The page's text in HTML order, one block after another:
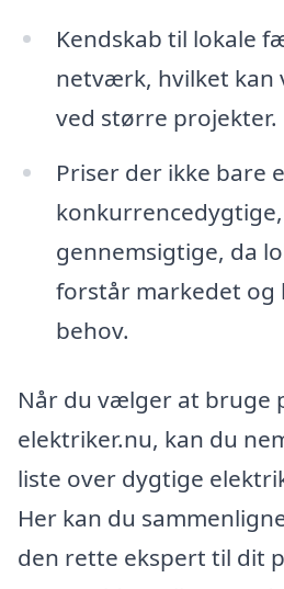
Kendskab til lokale
netværk, hvilket kan
ved større projekter.
Priser der ikke bare
gennemsigtige, da
forstår markedet og
behov.
Når du vælger at bruge
elektriker.nu, kan du
liste over dygtige
Her kan du
den rette ekspert til dit